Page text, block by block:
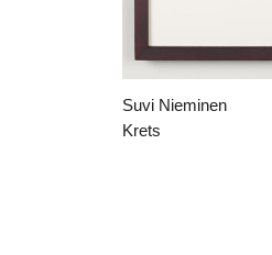
Suvi Nieminen
Krets